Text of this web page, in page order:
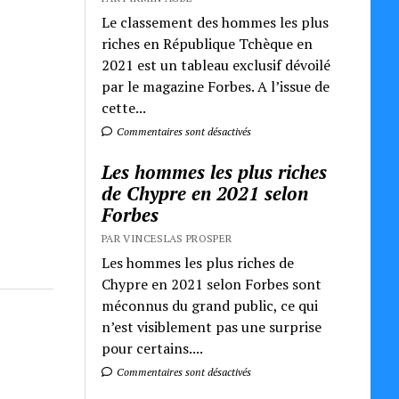
Le classement des hommes les plus
riches en République Tchèque en
2021 est un tableau exclusif dévoilé
par le magazine Forbes. A l’issue de
cette...
Commentaires sont désactivés
Les hommes les plus riches
de Chypre en 2021 selon
Forbes
PAR VINCESLAS PROSPER
Les hommes les plus riches de
Chypre en 2021 selon Forbes sont
méconnus du grand public, ce qui
n’est visiblement pas une surprise
pour certains....
Commentaires sont désactivés